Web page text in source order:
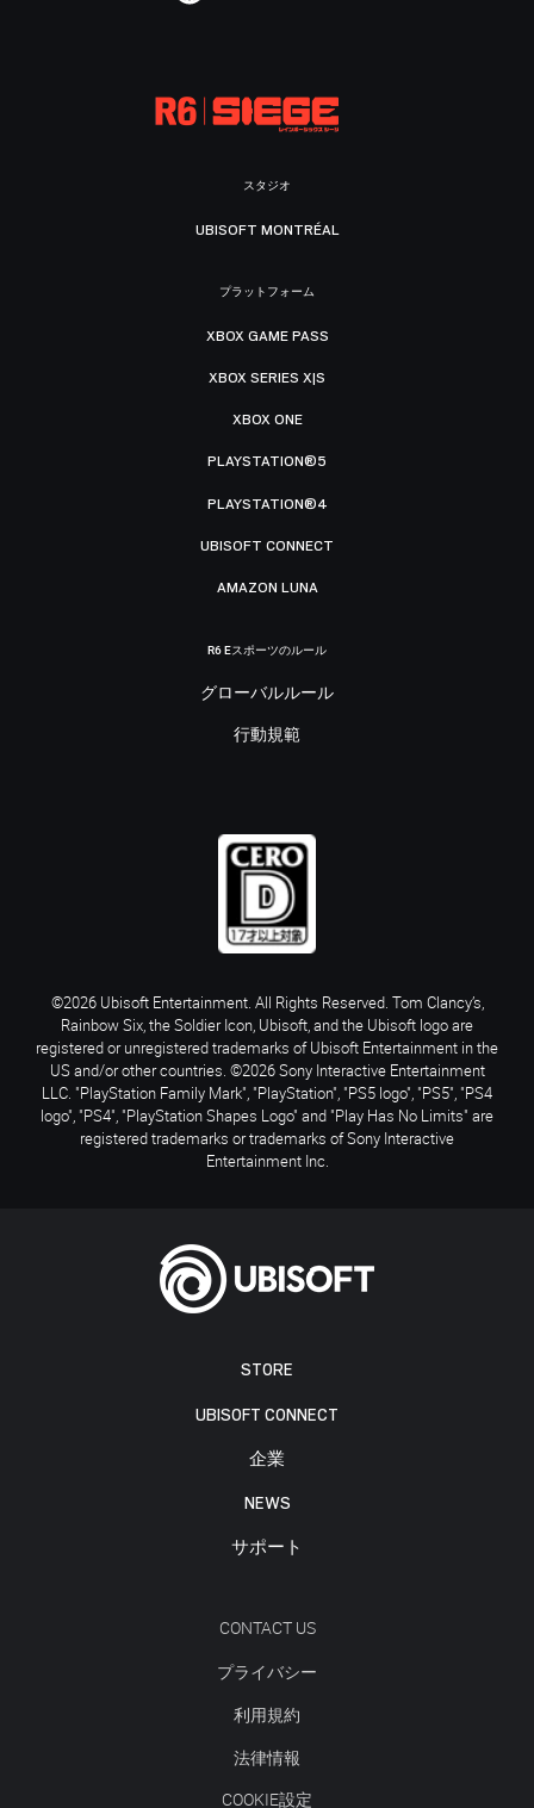
STORE
UBISOFT CONNECT
企業
NEWS
サポート
CONTACT US
プライバシー
利用規約
法律情報
COOKIE設定
スタジオ
UBISOFT MONTRÉAL
プラットフォーム
XBOX GAME PASS
XBOX SERIES X|S
XBOX ONE
PLAYSTATION®5
PLAYSTATION®4
UBISOFT CONNECT
AMAZON LUNA
R6 Eスポーツのルール
グローバルルール
行動規範
©2026 Ubisoft Entertainment. All Rights Reserved. Tom Clancy’s,
Rainbow Six, the Soldier Icon, Ubisoft, and the Ubisoft logo are
registered or unregistered trademarks of Ubisoft Entertainment in the
US and/or other countries. ©2026 Sony Interactive Entertainment
LLC. "PlayStation Family Mark", "PlayStation", "PS5 logo", "PS5", "PS4
logo", "PS4", "PlayStation Shapes Logo" and "Play Has No Limits" are
registered trademarks or trademarks of Sony Interactive
Entertainment Inc.